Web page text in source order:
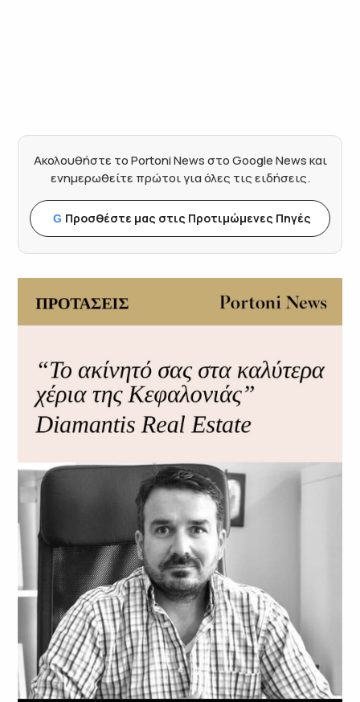
Ακολουθήστε το Portoni News στο Google News και
ενημερωθείτε πρώτοι για όλες τις ειδήσεις.
G Προσθέστε μας στις Προτιμώμενες Πηγές